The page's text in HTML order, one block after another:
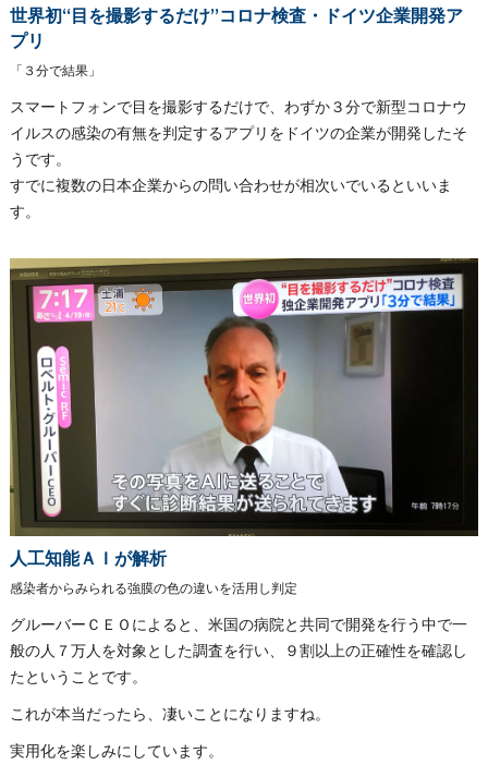
世界初“目を撮影するだけ”コロナ検査・ドイツ企業開発ア
プリ
「３分で結果」
スマートフォンで目を撮影するだけで、わずか３分で新型コロナウ
イルスの感染の有無を判定するアプリをドイツの企業が開発したそ
うです。
すでに複数の日本企業からの問い合わせが相次いでいるといいま
す。
人工知能ＡＩが解析
感染者からみられる強膜の色の違いを活用し判定
グルーバーＣＥＯによると、米国の病院と共同で開発を行う中で一
般の人７万人を対象とした調査を行い、９割以上の正確性を確認し
たということです。
これが本当だったら、凄いことになりますね。
実用化を楽しみにしています。